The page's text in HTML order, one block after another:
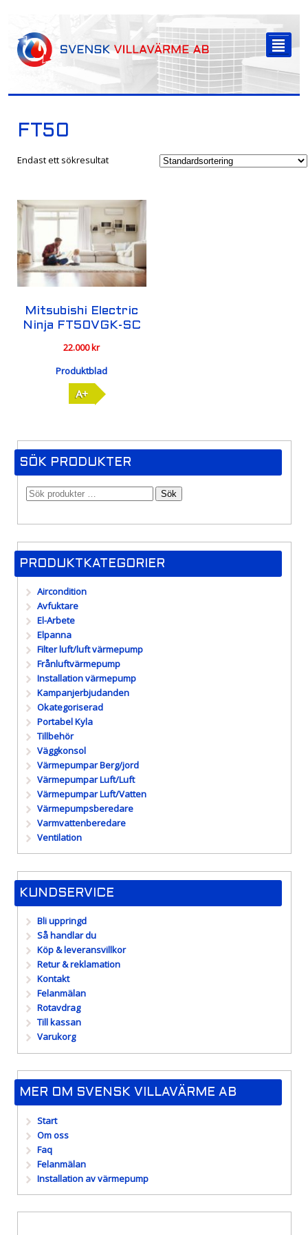
²
FT50
Endast ett sökresultat
Mitsubishi Electric
Ninja FT50VGK-SC
22.000kr
Produktblad
A+
SÖK PRODUKTER
Sök
PRODUKTKATEGORIER
Aircondition
Avfuktare
El-Arbete
Elpanna
Filter luft/luft värmepump
Frånluftvärmepump
Installation värmepump
Kampanjerbjudanden
Okategoriserad
Portabel Kyla
Tillbehör
Väggkonsol
Värmepumpar Berg/jord
Värmepumpar Luft/Luft
Värmepumpar Luft/Vatten
Värmepumpsberedare
Varmvattenberedare
Ventilation
KUNDSERVICE
Bli uppringd
Så handlar du
Köp & leveransvillkor
Retur & reklamation
Kontakt
Felanmälan
Rotavdrag
Till kassan
Varukorg
MER OM SVENSK VILLAVÄRME AB
Start
Om oss
Faq
Felanmälan
Installation av värmepump